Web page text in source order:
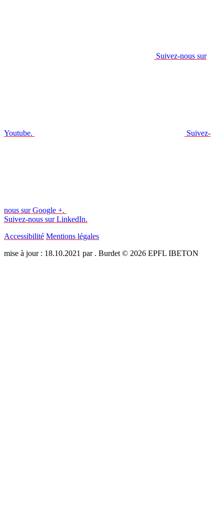
Suivez-nous sur
Youtube. Suivez-
nous sur Google +.
Suivez-nous sur LinkedIn.
Accessibilité Mentions légales
mise à jour : 18.10.2021 par . Burdet © 2026 EPFL IBETON